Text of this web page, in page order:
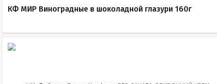
КФ МИР Виноградные в шоколадной глазури 160г